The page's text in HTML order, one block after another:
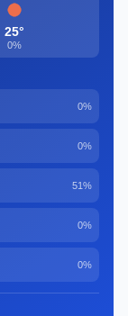
25°
0%
0%
0%
51%
0%
0%